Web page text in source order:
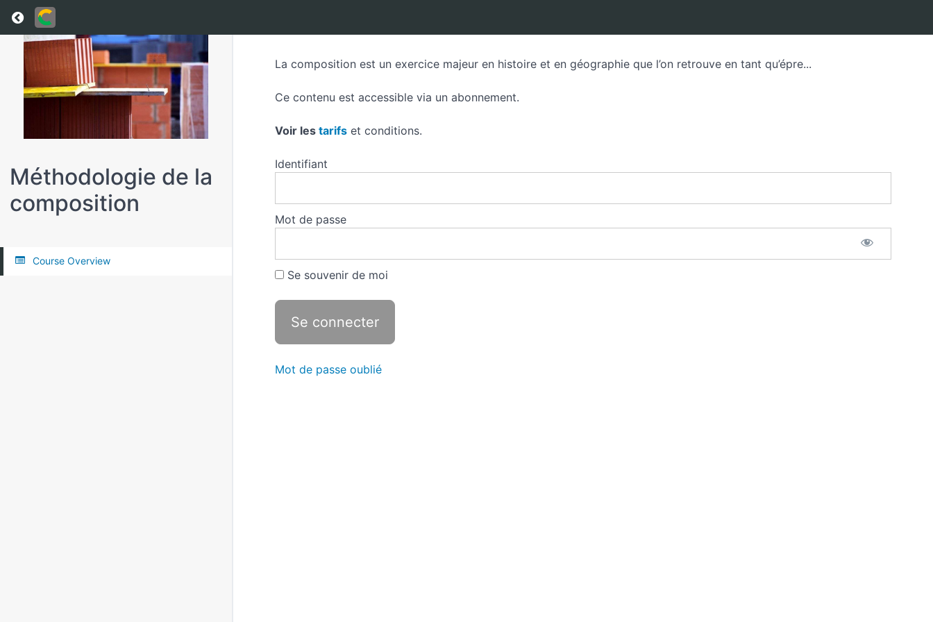
Return to all courses
Méthodologie de la
composition
Course Overview
La composition est un exercice majeur en histoire et en géographie que l’on retrouve en tant qu’épre...
Ce contenu est accessible via un abonnement.
Voir les tarifs et conditions.
Identifiant
Mot de passe
Se souvenir de moi
Mot de passe oublié